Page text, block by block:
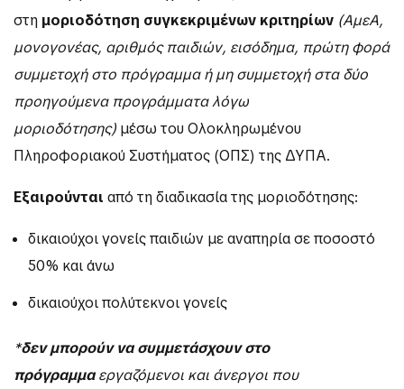
στη μοριοδότηση συγκεκριμένων κριτηρίων (ΑμεΑ,
μονογονέας, αριθμός παιδιών, εισόδημα, πρώτη φορά
συμμετοχή στο πρόγραμμα ή μη συμμετοχή στα δύο
προηγούμενα προγράμματα λόγω
μοριοδότησης) μέσω του Ολοκληρωμένου
Πληροφοριακού Συστήματος (ΟΠΣ) της ΔΥΠΑ.
Εξαιρούνται από τη διαδικασία της μοριοδότησης:
δικαιούχοι γονείς παιδιών με αναπηρία σε ποσοστό
50% και άνω
δικαιούχοι πολύτεκνοι γονείς
*δεν μπορούν να συμμετάσχουν στο
πρόγραμμαεργαζόμενοι και άνεργοι που